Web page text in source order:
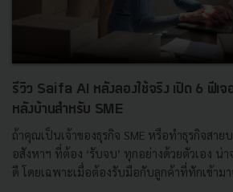
รีวิว Saifa AI หลังลองใช้จริง เปิด 6 ฟีเจ
หลังบ้านสำหรับ SME
ถ้าคุณเป็นเจ้าของธุรกิจ SME หรือทำธุรกิจสาย
อสังหาฯ ที่ต้อง ‘รับจบ’ ทุกอย่างด้วยตัวเอง น่
ดี โดยเฉพาะเมื่อต้องรับมือกับลูกค้าที่ทักเข้ามาจ